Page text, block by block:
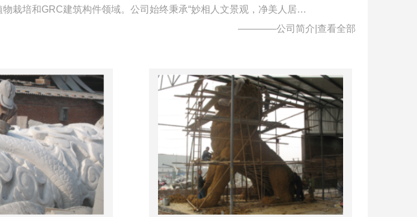
栽培和GRC建筑构件领域。公司始终秉承“妙相人文景观，净美人居…
————公司简介| 查看全部